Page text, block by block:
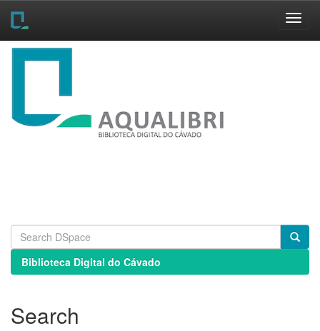
Skip
Biblioteca Digital do Cávado
Search